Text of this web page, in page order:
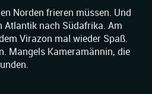
Norden frieren müssen. Und
Atlantik nach Südafrika. Am
Virazon mal wieder Spaß.
Mangels Kameramännin, die